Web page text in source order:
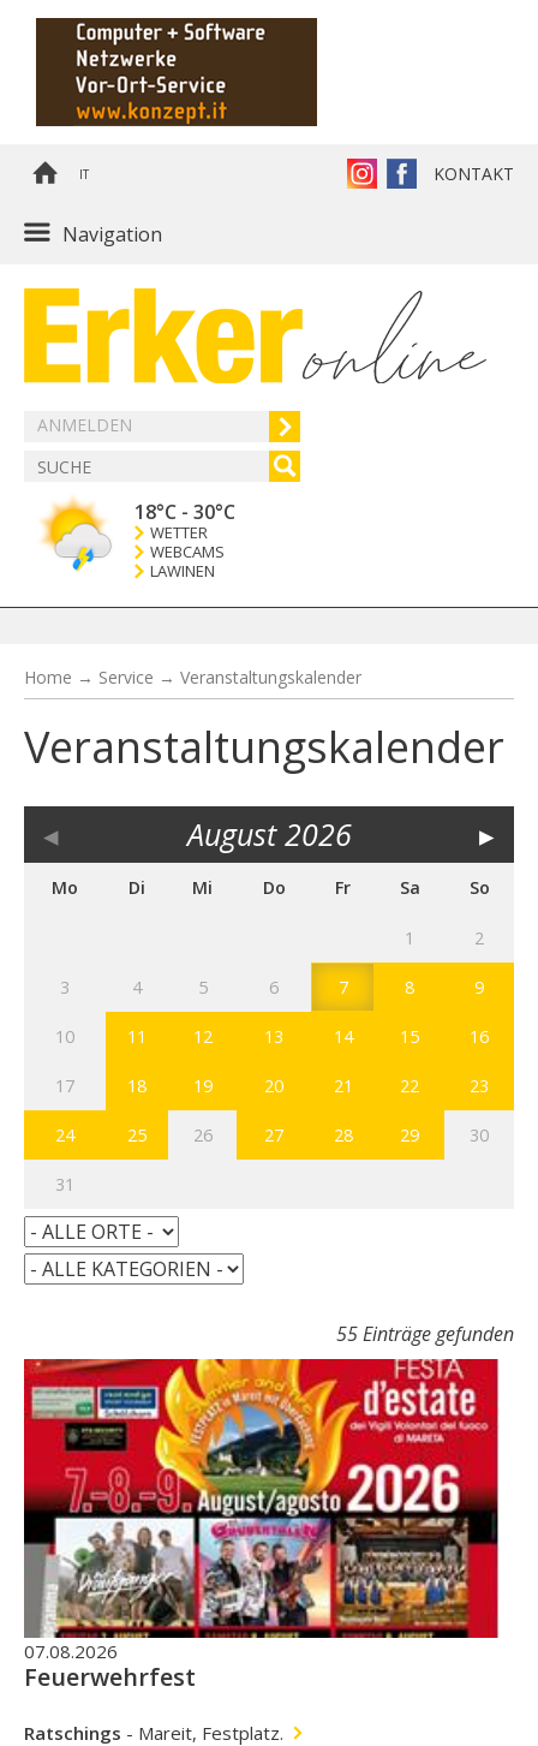
IT KONTAKT
Navigation
ANMELDEN
18°C - 30°C
WETTER
WEBCAMS
LAWINEN
Home → Service → Veranstaltungskalender
Veranstaltungskalender
◂ ▸
August 2026
Mo Di Mi Do Fr Sa So
1 2
3 4 5 6 7 8 9
10 11 12 13 14 15 16
17 18 19 20 21 22 23
24 25 26 27 28 29 30
31
55 Einträge gefunden
07.08.2026
Feuerwehrfest
Ratschings - Mareit, Festplatz.